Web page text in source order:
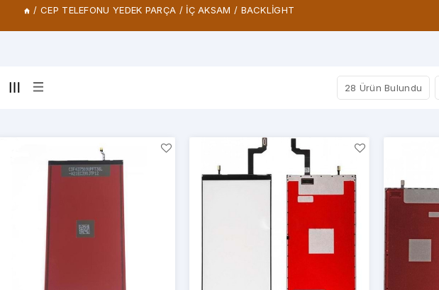
/ CEP TELEFONU YEDEK PARÇA / İÇ AKSAM / BACKLİGHT
28 Ürün Bulundu